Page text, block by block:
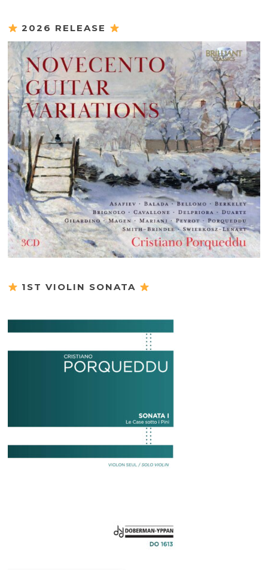
2026 RELEASE
1ST VIOLIN SONATA